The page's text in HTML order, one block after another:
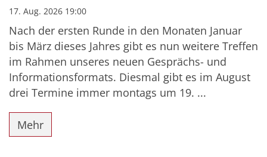
17. Aug. 2026 19:00
Nach der ersten Runde in den Monaten Januar
bis März dieses Jahres gibt es nun weitere Treffen
im Rahmen unseres neuen Gesprächs- und
Informationsformats. Diesmal gibt es im August
drei Termine immer montags um 19. ...
Mehr